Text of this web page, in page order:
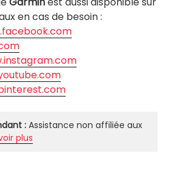
en cas de besoin :
: Assistance non affiliée aux
plus